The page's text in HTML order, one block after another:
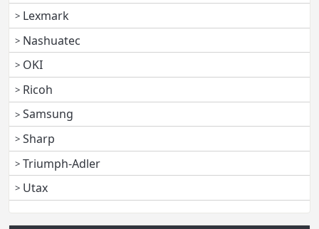
Lexmark
Nashuatec
OKI
Ricoh
Samsung
Sharp
Triumph-Adler
Utax